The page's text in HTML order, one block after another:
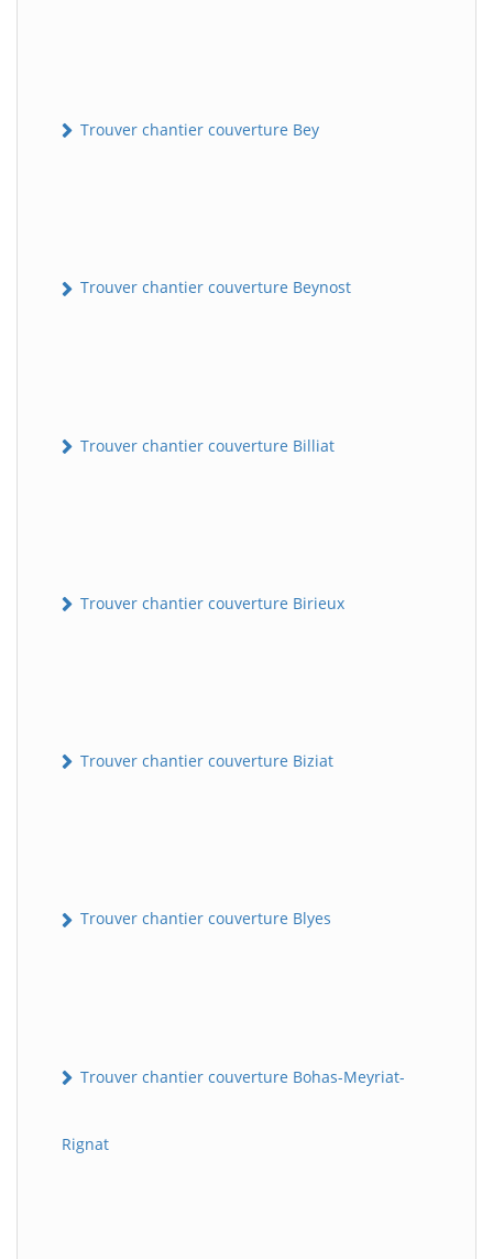
Trouver chantier couverture Bey
Trouver chantier couverture Beynost
Trouver chantier couverture Billiat
Trouver chantier couverture Birieux
Trouver chantier couverture Biziat
Trouver chantier couverture Blyes
Trouver chantier couverture Bohas-Meyriat-
Rignat